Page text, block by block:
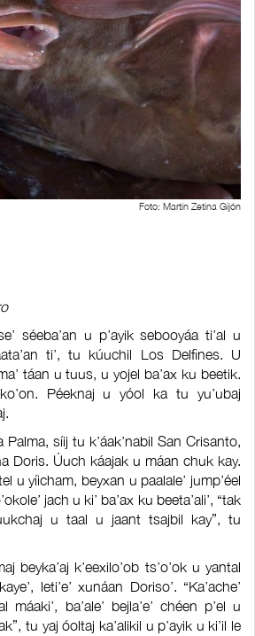
Foto: Martin Zetina Gijón
séeba’an u p’ayik sebooyáa ti’al u
ti’, tu kúuchil Los Delfines. U
táan u tuus, u yojel ba’ax ku beetik.
Péeknaj u yóol ka tu yu’ubaj
síij tu k’áak’nabil San Crisanto,
Doris. Úuch káajak u máan chuk kay.
u yíicham, beyxan u paalale’ jump’éel
jach u ki’ ba’ax ku beeta’ali’, “tak
u taal u jaant tsajbil kay”, tu
beyka’aj k’eexilo’ob ts’o’ok u yantal
leti’e’ xunáan Doriso’. “Ka’ache’
máaki’, ba’ale’ bejla’e’ chéen p’el u
tu yaj óoltaj ka’alikil u p’ayik u ki’il le